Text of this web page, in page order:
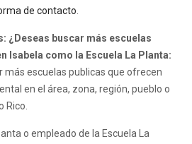
de contacto
¿Deseas buscar más escuelas
Isabela como la Escuela La Planta:
más escuelas publicas que ofrecen
en el área, zona, región, pueblo o
Rico.
o empleado de la Escuela La